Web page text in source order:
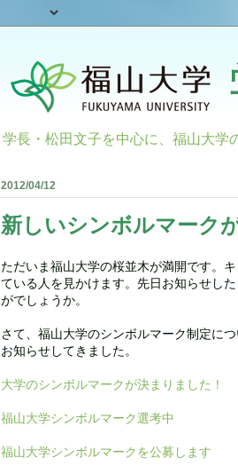
学長・松田文子を中心に、福山大学
2012/04/12
新しいシンボルマーク
ただいま福山大学の桜並木が満開です。
ている人を見かけます。先日お知らせした
がでしょうか。
さて、福山大学のシンボルマーク制定に
お知らせしてきました。
大学のシンボルマークが決まりました！
福山大学シンボルマーク選考中
福山大学シンボルマークを公募します